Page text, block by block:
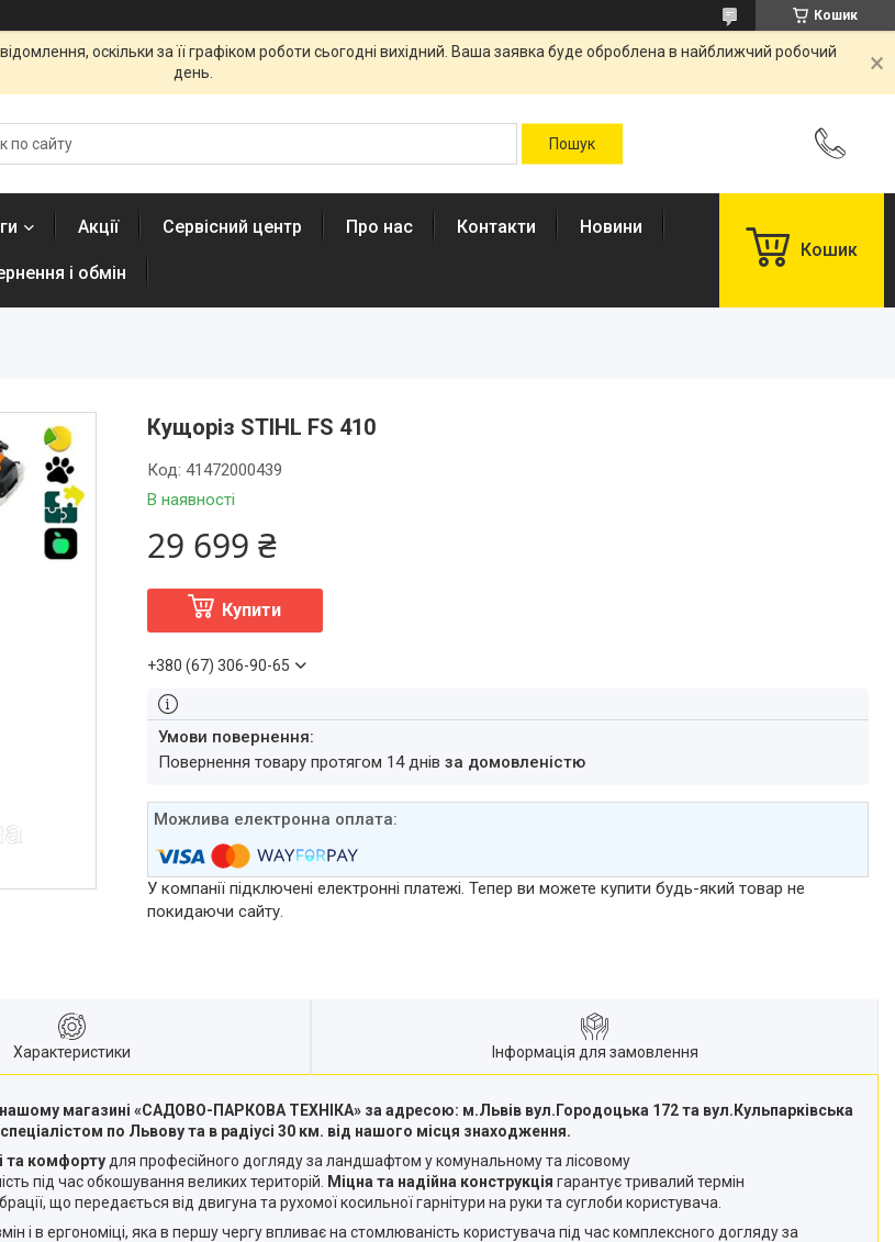
Кошик
оскільки за її графіком роботи сьогодні вихідний. Ваша заявка буде оброблена в найближчий робочий
день.
Акції Сервісний центр Про нас Контакти Новини
і обмін
Кошик
Кущоріз STIHL FS 410
В наявності
Код: 41472000439
29 699 ₴
Купити
+380 (67) 306-90-65
повернення товару протягом 14 днів за домовленістю
У компанії підключені електронні платежі. Тепер ви можете купити будь-який товар не
покидаючи сайту.
Характеристики Інформація для замовлення
магазині «САДОВО-ПАРКОВА ТЕХНІКА» за адресою: м.Львів вул.Городоцька 172 та вул.Кульпарківська
по Львову та в радіусі 30 км. від нашого місця знаходження.
та комфорту для професійного догляду за ландшафтом у комунальному та лісовому
під час обкошування великих територій. Міцна та надійна конструкція гарантує тривалий термін
що передається від двигуна та рухомої косильної гарнітури на руки та суглоби користувача.
і в ергономіці, яка в першу чергу впливає на стомлюваність користувача під час комплексного догляду за